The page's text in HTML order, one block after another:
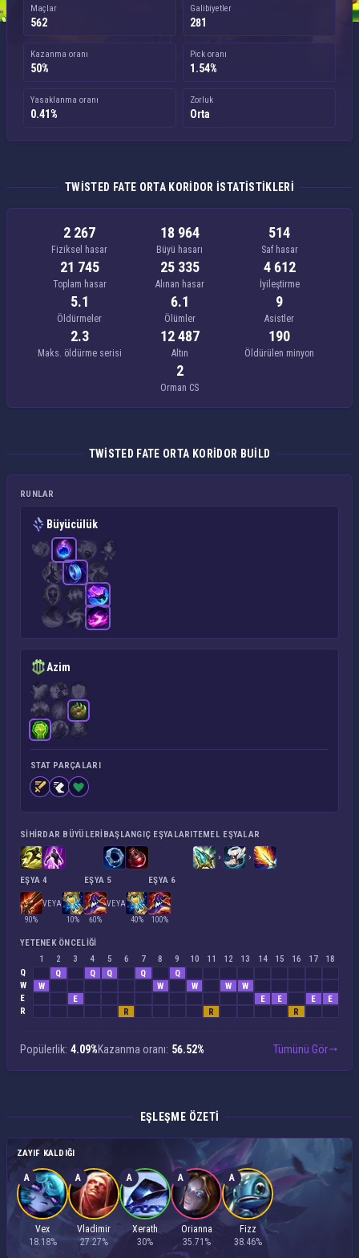
Maçlar
562
Galibiyetler
281
Kazanma oranı
50%
Pick oranı
1.54%
Yasaklanma oranı
0.41%
Zorluk
Orta
TWISTED FATE ORTA KORIDOR ISTATISTIKLERI
2 267
Fiziksel hasar
18 964
Büyü hasarı
514
Saf hasar
21 745
Toplam hasar
25 335
Alınan hasar
4 612
İyileştirme
5.1
Öldürmeler
6.1
Ölümler
9
Asistler
2.3
Maks. öldürme serisi
12 487
Altın
190
Öldürülen minyon
2
Orman CS
TWISTED FATE ORTA KORIDOR BUILD
RUNLAR
Büyücülük
Azim
STAT PARÇALARI
SIHIRDAR BÜYÜLERIBAŞLANGIÇ EŞYALARITEMEL EŞYALAR
EŞYA 4
90%
VEYA
10%
EŞYA 5
60%
VEYA
40%
EŞYA 6
100%
YETENEK ÖNCELIĞI
1
2 3 4 5 6 7 8 9 10 11 12 13 14 15 16 17
18
Q
Q Q Q Q
Q
W
W W W W
W
E
E E E E
E
R
R R R
Popülerlik: 4.09%Kazanma oranı: 56.52% Tümünü Gör
EŞLEŞME ÖZETI
ZAYIF KALDIĞI
A
Vex
18.18%
A
Vladimir
27.27%
A
Xerath
30%
A
Orianna
35.71%
A
Fizz
38.46%